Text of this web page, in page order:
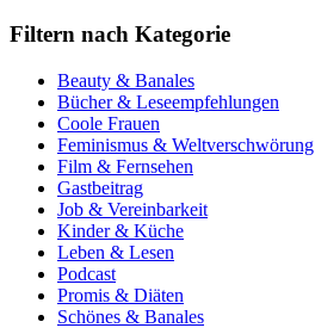
Filtern nach Kategorie
Beauty & Banales
Bücher & Leseempfehlungen
Coole Frauen
Feminismus & Weltverschwörung
Film & Fernsehen
Gastbeitrag
Job & Vereinbarkeit
Kinder & Küche
Leben & Lesen
Podcast
Promis & Diäten
Schönes & Banales